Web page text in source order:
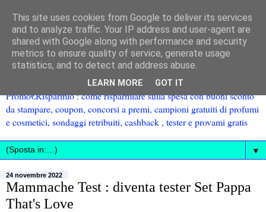
Promo€Risparmio : come risparmiare sulla spesa con buoni sconto
da stampare, coupon, concorsi a premi, campioni gratuiti di profumi
e cosmetici, sondaggi retribuiti, cashback , tester e provami gratis
▼
24 novembre 2022
Mammache Test : diventa tester Set Pappa
That's Love
This site uses cookies from Google to deliver its services
and to analyze traffic. Your IP address and user-agent are
shared with Google along with performance and security
metrics to ensure quality of service, generate usage
statistics, and to detect and address abuse.
LEARN MORE GOT IT